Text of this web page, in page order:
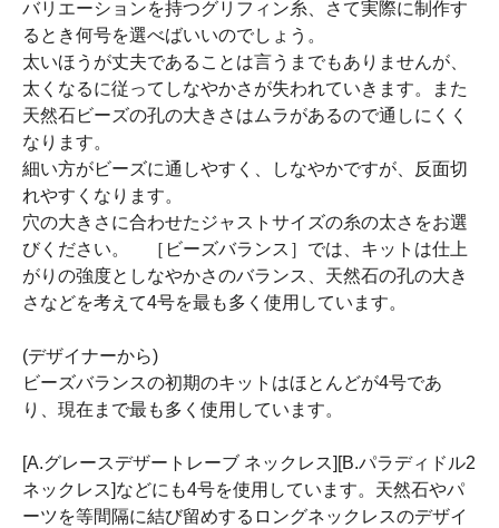
バリエーションを持つグリフィン糸、さて実際に制作す
るとき何号を選べばいいのでしょう。
太いほうが丈夫であることは言うまでもありませんが、
太くなるに従ってしなやかさが失われていきます。また
天然石ビーズの孔の大きさはムラがあるので通しにくく
なります。
細い方がビーズに通しやすく、しなやかですが、反面切
れやすくなります。
穴の大きさに合わせたジャストサイズの糸の太さをお選
びください。 ［ビーズバランス］では、キットは仕上
がりの強度としなやかさのバランス、天然石の孔の大き
さなどを考えて4号を最も多く使用しています。
(デザイナーから)
ビーズバランスの初期のキットはほとんどが4号であ
り、現在まで最も多く使用しています。
[A.グレースデザートレーブ ネックレス][B.パラディドル2
ネックレス]などにも4号を使用しています。天然石やパ
ーツを等間隔に結び留めするロングネックレスのデザイ